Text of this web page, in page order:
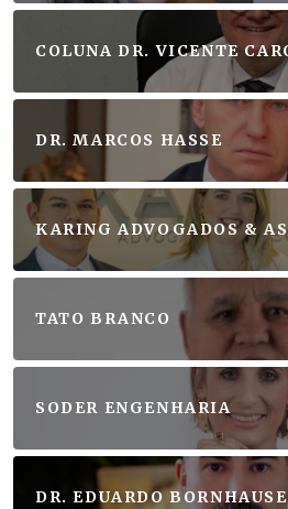
COLUNA DR. VICENTE
DR. MARCOS HASSE
KARING ADVOGADOS &
TATO BRANCO
SODER ENGENHARIA
DR. EDUARDO